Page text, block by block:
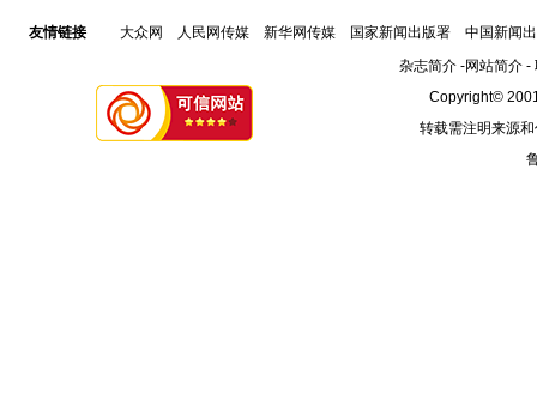
友情链接 大众网 人民网传媒 新华网传媒 国家新闻出版署
中国新闻
杂志简介-网站简介-
Copyright©
转载需注明来源